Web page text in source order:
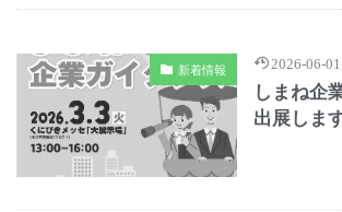
新着情報 2026-06-01
しまね企
出展しま